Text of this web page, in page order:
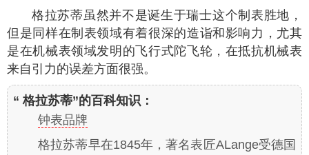
格拉苏蒂虽然并不是诞生于瑞士这个制表胜地，
但是同样在制表领域有着很深的造诣和影响力，尤其
是在机械表领域发明的飞行式陀飞轮，在抵抗机械表
来自引力的误差方面很强。
“ 格拉苏蒂”的百科知识：
钟表品牌
格拉苏蒂早在1845年，著名表匠ALange受德国